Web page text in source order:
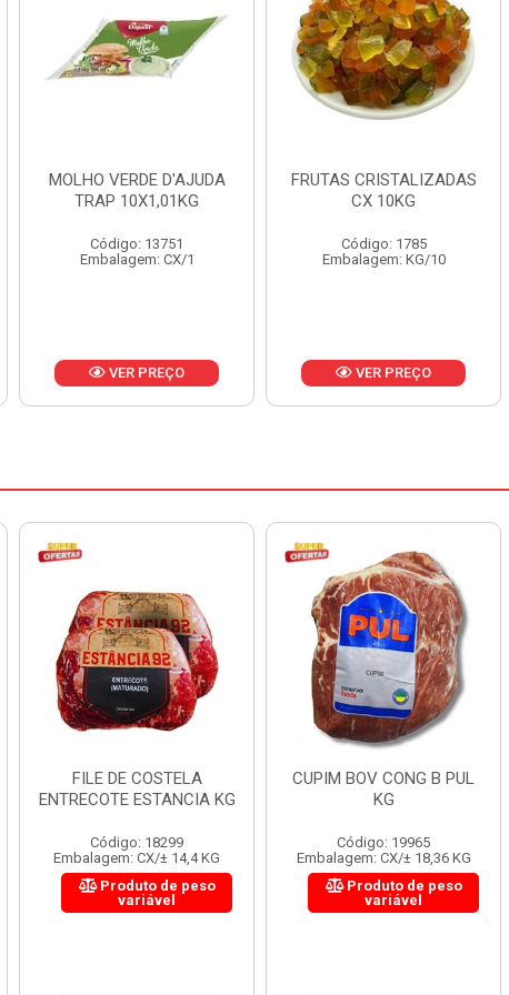
FRUTAS CRISTALIZADAS
CX 10KG
Código: 1785
Embalagem: KG/10
VER PREÇO
MARGARINA PRIMOR
BALDE 3KG
Código: 1801
Embalagem: BD/1
VER PREÇO
CUPIM BOV CONG B PUL
KG
Código: 19965
Embalagem: CX/± 18,36 KG
Produto de peso
variável
CARNE MOIDA FORTBOI
CX 10KG
Código: 200
Embalagem: KG/10